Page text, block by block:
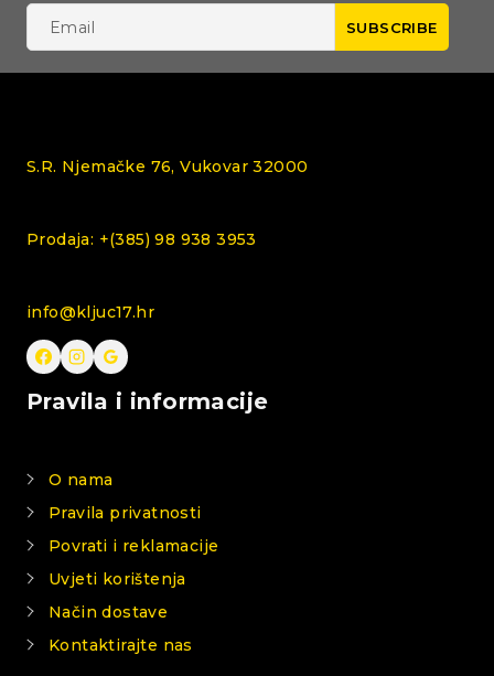
S.R. Njemačke 76, Vukovar 32000
Prodaja: +(385) 98 938 3953
info@kljuc17.hr
Pravila i informacije
O nama
Pravila privatnosti
Povrati i reklamacije
Uvjeti korištenja
Način dostave
Kontaktirajte nas